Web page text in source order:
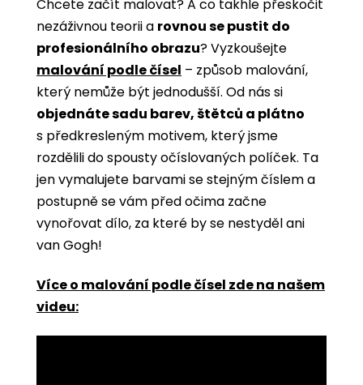
Chcete začít malovat? A co takhle přeskočit
nezáživnou teorii a rovnou se pustit do
profesionálního obrazu? Vyzkoušejte
malování podle čísel ­­– způsob malování,
který nemůže být jednodušší. Od nás si
objednáte sadu barev, štětců a plátno
s předkresleným motivem, který jsme
rozdělili do spousty očíslovaných políček. Ta
jen vymalujete barvami se stejným číslem a
postupně se vám před očima začne
vynořovat dílo, za které by se nestyděl ani
van Gogh!
Více o malování podle čísel zde na našem
videu: